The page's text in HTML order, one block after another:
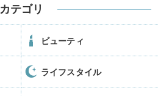
カテゴリ
ビューティ
ライフスタイル